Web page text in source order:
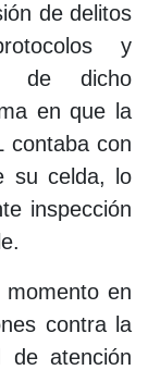
de delitos
y
de dicho
en que la
contaba con
su celda, lo
inspección
en
contra la
atención